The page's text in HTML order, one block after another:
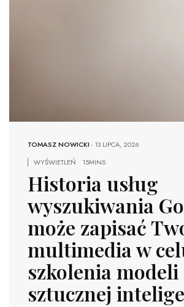
TOMASZ NOWICKI -13 LIPCA, 2026
WYŚWIETLEŃ
15MINS
Historia usług
wyszukiwania
może zapisać
multimedia w
szkolenia modeli
sztucznej